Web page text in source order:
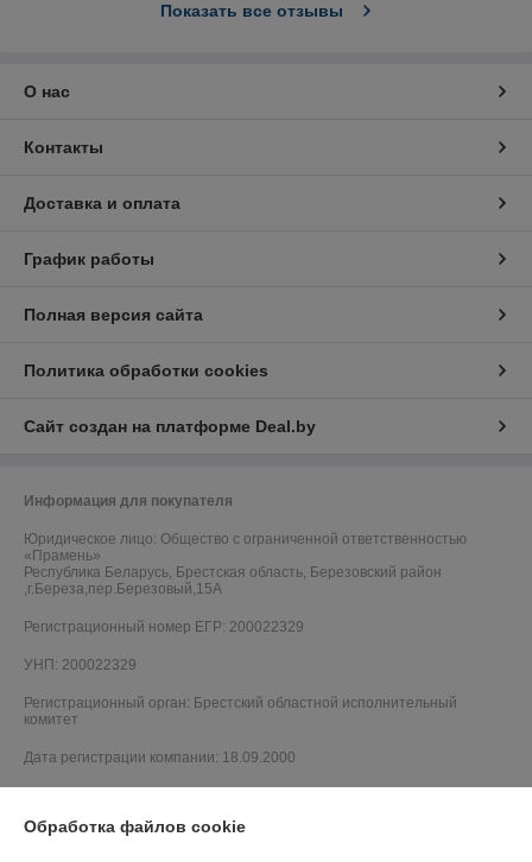
Показать все отзывы
О нас
Контакты
Доставка и оплата
График работы
Полная версия сайта
Политика обработки cookies
Сайт создан на платформе Deal.by
Информация для покупателя
Юридическое лицо: Общество с ограниченной ответственностью
«Прамень»
Республика Беларусь, Брестская область, Березовский район
,г.Береза,пер.Березовый,15А
Регистрационный номер ЕГР: 200022329
УНП: 200022329
Регистрационный орган: Брестский областной исполнительный
комитет
Дата регистрации компании: 18.09.2000
Обработка файлов cookie